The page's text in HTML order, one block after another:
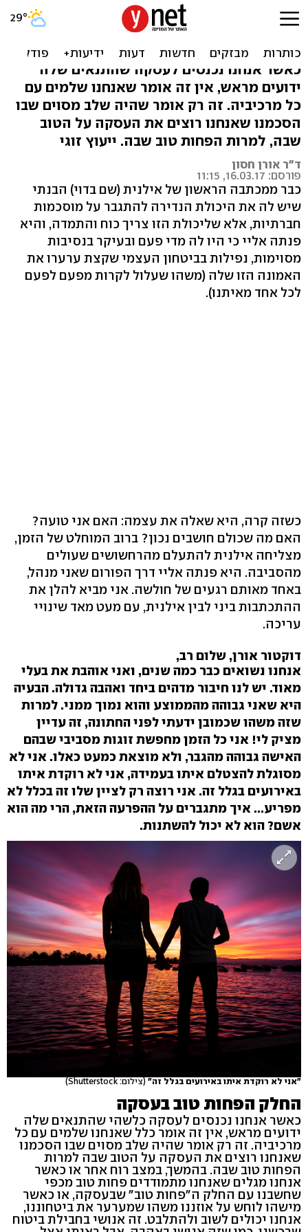
בעלי נמוך ממני ולראשונה
בקשר זה מציק לי
כאשר אנחנו נכנסים לעסקה שהתנאים שלה
ידועים מראש, אין זה אומר שאנחנו שלמים עם
כל מרכיביה. זה רק אומר שהיה שלב מסוים שבו
הסכמנו שאנחנו רוצים את העסקה על הטוב
שבה, למרות הפחות טוב שבה. ייעוץ זוגי
ד"ר אורן חסון
פורסם: 16.03.17, 11:15
כבר ממכתבה הראשון של אילנית (שם בדוי) הבנתי
שיש לה את היכולת הנדירה להתגבר על מוסכמות
חברתיות, אלא שליכולת הזו צריך כוח והתמדה, והיא
פנתה אליי כי היו לה מדי פעם ובעיקר בנסיבות
מסוימות, נפילות בביטחון העצמי שקצת ערערו את
האמונה הזו שלה (משהו שעלול לקרות מפעם לפעם
לכל אחד מאיתנו).
כשזה קרה, היא שאלה את עצמה: האם אני טועה?
האם מה שכולם חושבים נכון? ברוב המוחלט של הזמן,
מצליחה אילנית להתעלם מהרחשושים שעולים
מהסביבה. היא פנתה אליי דרך הפורום שאני מנהל,
באחד מאותם רגעים של חולשה. אני מביא להלן את
ההתכתבות ביני לבין אילנית, עם מעט מאד שינויי
עריכה.
דוקטור אורן, שלום רב,
אנחנו נשואים כבר כמה שנים, ואני אוהבת את בעלי
מאוד. יש לנו חיבור מדהים ביחד ואהבה גדולה. הבעיה
היא שאני גבוהה מהממוצע והוא נמוך ממני. למרות
שזה משהו שכמובן ידעתי לפני החתונה, זה עדיין
מציק לי! אני כל הזמן מחפשת זוגות מסביבי שבהם
האישה גבוהה מהגבר, ולא מוצאת כמעט כאלו. אני לא
מסוגלת להצטלם איתו בעמידה, אני לא רוקדת איתו
באירועים בגלל זה. אני רוצה רק לציין שלו זה בכלל לא
מפריע... איך מתגברים על ההפרעה הזאת, הרי מה הוא
אשם? הוא לא יכול להשתנות.
"אני לא רוקדת איתו באירועים בגלל זה" (צילום: Shutterstock)
החלק הפחות טוב בעסקה
כאשר אנחנו נכנסים לעסקה כלשהי שהתנאים שלה
ידועים מראש, אין זה אומר כלל שאנחנו שלמים עם כל
מרכיביה. זה רק אומר שהיה שלב מסוים שבו הסכמנו
שאנחנו רוצים את העסקה על הטוב שבה למרות
הפחות טוב שבה. בהמשך, במצב רוח אחר או כאשר
אנחנו מגלים שאנחנו מתמודדים פחות טוב מכפי
שחשבנו עם החלק ה"פחות טוב" שבעסקה, או כאשר
מישהו לוחש על אוזננו משהו שמערער את ביטחוננו,
אנחנו יכולים לשוב ולהתלבט. זה אנושי בחבילת ביטוח